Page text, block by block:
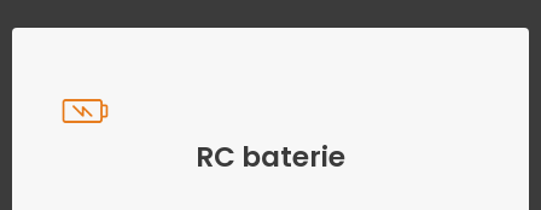
RC baterie